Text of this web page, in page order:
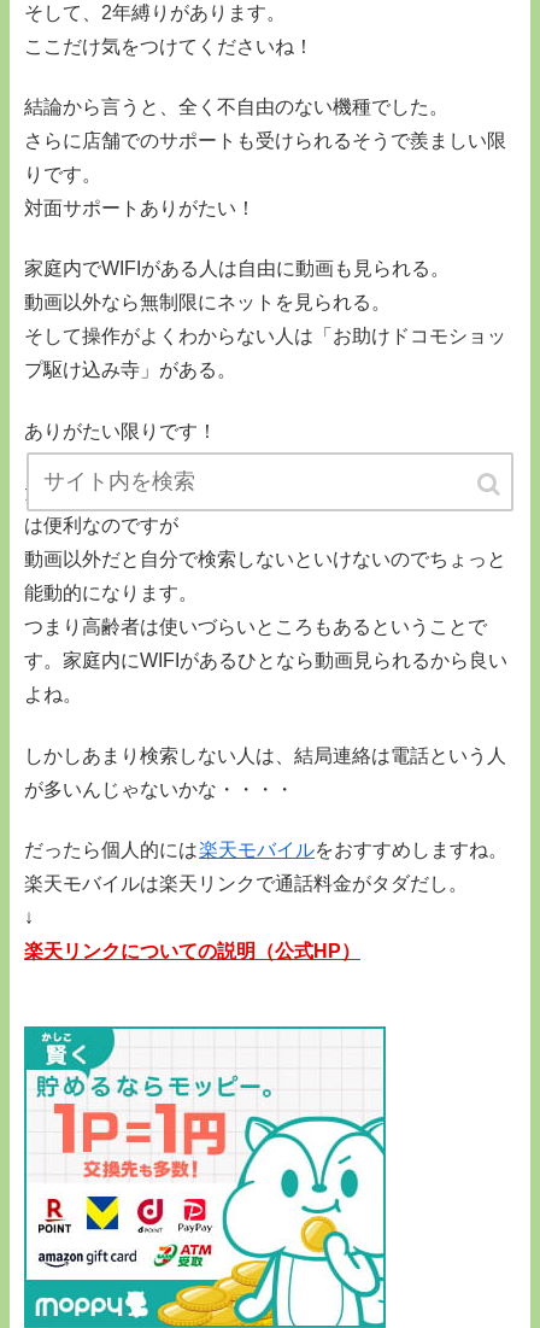
そして、2年縛りがあります。
ここだけ気をつけてくださいね！
結論から言うと、全く不自由のない機種でした。
さらに店舗でのサポートも受けられるそうで羨ましい限
りです。
対面サポートありがたい！
家庭内でWIFIがある人は自由に動画も見られる。
動画以外なら無制限にネットを見られる。
そして操作がよくわからない人は「お助けドコモショッ
プ駆け込み寺」がある。
ありがたい限りです！
ただし動画は受動的にスマホを見るので高齢者にとって
は便利なのですが
動画以外だと自分で検索しないといけないのでちょっと
能動的になります。
つまり高齢者は使いづらいところもあるということで
す。家庭内にWIFIがあるひとなら動画見られるから良い
よね。
しかしあまり検索しない人は、結局連絡は電話という人
が多いんじゃないかな・・・・
だったら個人的には楽天モバイルをおすすめしますね。
楽天モバイルは楽天リンクで通話料金がタダだし。
↓
楽天リンクについての説明（公式HP）